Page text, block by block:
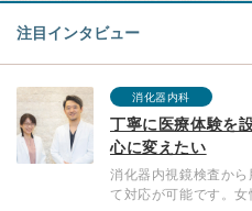
注目インタビュー
消化器内科
丁寧に医療体験を
心に変えたい
消化器内視鏡検査か
て対応が可能です。女